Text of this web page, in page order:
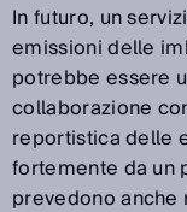
In futuro, un
emissioni delle
potrebbe essere
collaborazione
reportistica delle
fortemente da un
prevedono